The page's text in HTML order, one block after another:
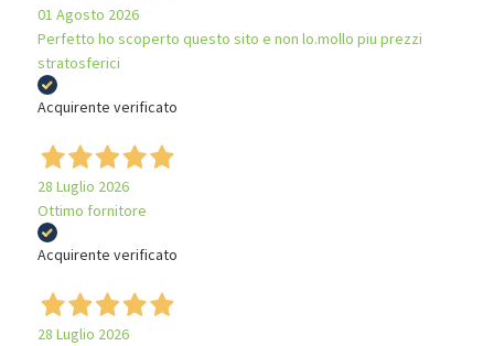
01 Agosto 2026
Perfetto ho scoperto questo sito e non lo.mollo piu prezzi
stratosferici
Acquirente verificato
28 Luglio 2026
Ottimo fornitore
Acquirente verificato
28 Luglio 2026